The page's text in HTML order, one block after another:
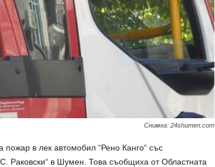
Снимка: 24shumen.com
в лек автомобил “Рено Канго“ със
Раковски“ в Шумен. Това съобщиха от Областната